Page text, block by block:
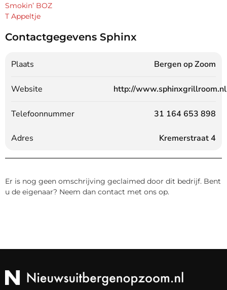
Smokin’ BOZ
T Appeltje
Contactgegevens Sphinx
Plaats Bergen op Zoom
Website http://
Telefoonnummer 31 164 653 898
Adres Kremerstraat 4
Er is nog geen omschrijving geclaimed door dit bedrijf. Bent
u de eigenaar? Neem dan contact met ons op.